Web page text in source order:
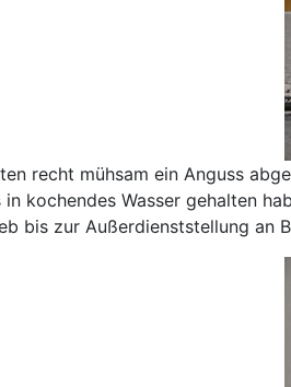
recht mühsam ein Anguss
in kochendes Wasser gehalten
bis zur Außerdienststellung an